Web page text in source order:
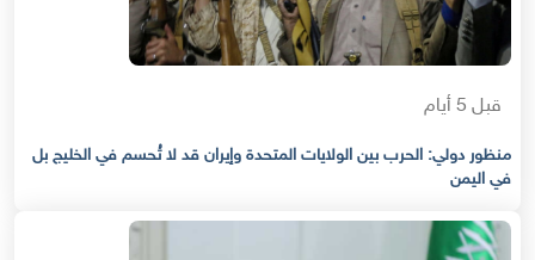
قبل 5 أيام
منظور دولي: الحرب بين الولايات المتحدة وإيران قد لا تُحسم في الخليج بل
في اليمن